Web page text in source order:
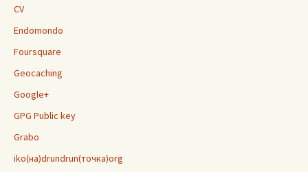
CV
Endomondo
Foursquare
Geocaching
Google+
GPG Public key
Grabo
iko(на)drundrun(точка)org